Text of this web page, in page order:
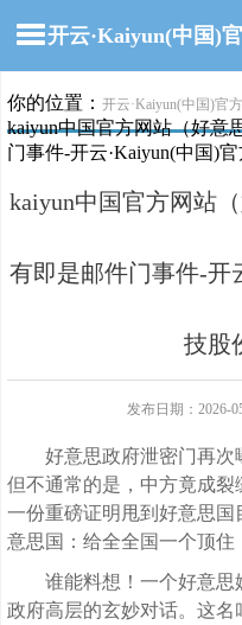
开云·Kaiyun(中国)
你的位置： 开云·Kaiyun(中国)官
kaiyun中国官方网站（好意
门事件-开云·Kaiyun(中国)
kaiyun中国官方网站
有即是邮件门事件-开
技股
发布日期：2026-
好意思政府泄密门再次
但不通常的是，中方竟成裂
一份重磅证明甩到好意思
意思国：给全全国一个顶住
谁能料想！一个好意思
政府高层的玄妙对话。这